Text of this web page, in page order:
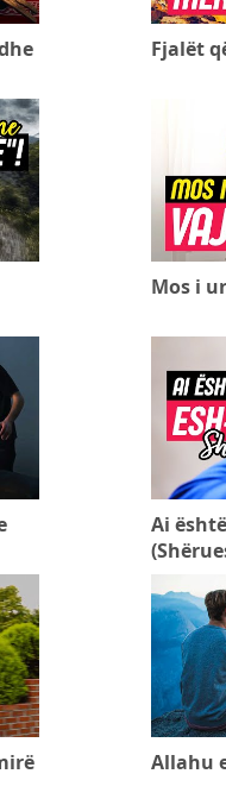
Fjalët
Mos i
Ai
Allahu